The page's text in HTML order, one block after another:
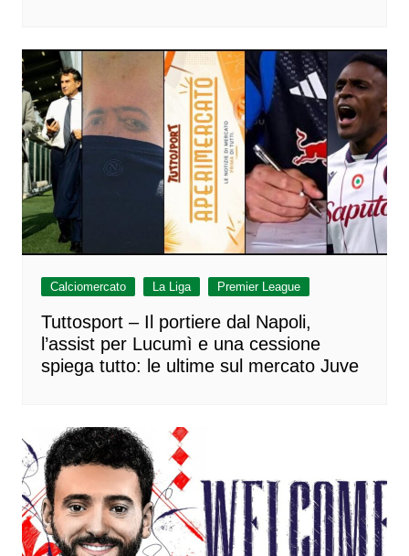
Calciomercato La Liga Premier League
Tuttosport – Il portiere dal Napoli,
l’assist per Lucumì e una cessione
spiega tutto: le ultime sul mercato Juve